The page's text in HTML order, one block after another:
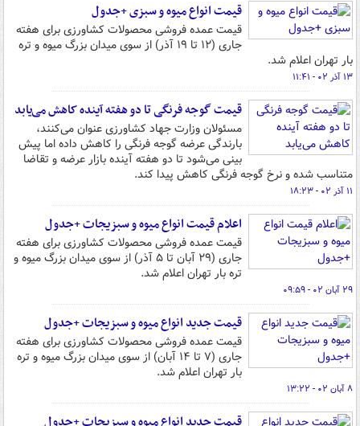
قیمت انواع میوه و سبزی +جدول
قیمت عمده فروشی محصولات کشاورزی برای هفته
جاری (۱۲ تا ۱۹ آذر) از سوی میدان بزرگ میوه و تره
بار تهران اعلام شد.
۱۳ آذر ۰۲ - ۱۱:۴۱
قیمت گوجه فرنگی تا دو هفته آینده کاهش می‌یابد
مسئولان وزارت جهاد کشاورزی عنوان می‌کنند،
بارندگی عرضه گوجه فرنگی را کاهش داده اما پیش
بینی می‌شود تا دو هفته آینده بازار عرضه و تقاضا
متناسب شده و نرخ گوجه فرنگی کاهش پیدا کند.
۱۱ آذر ۰۲ - ۱۸:۲۳
اعلام قیمت انواع میوه و سبزیجات +جدول
قیمت عمده فروشی محصولات کشاورزی برای هفته
جاری (۲۹ آبان تا ۵ آذر) از سوی میدان بزرگ میوه و
تره بار تهران اعلام شد.
۲۹ آبان ۰۲ - ۰۹:۵۹
قیمت جدید انواع میوه و سبزیجات +جدول
قیمت عمده فروشی محصولات کشاورزی برای هفته
جاری (۷ تا ۱۴ آبان) از سوی میدان بزرگ میوه و تره
بار تهران اعلام شد.
۸ آبان ۰۲ - ۱۳:۲۲